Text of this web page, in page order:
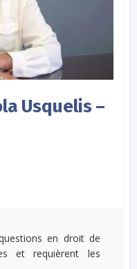
Usquelis –
en droit de
et requièrent les